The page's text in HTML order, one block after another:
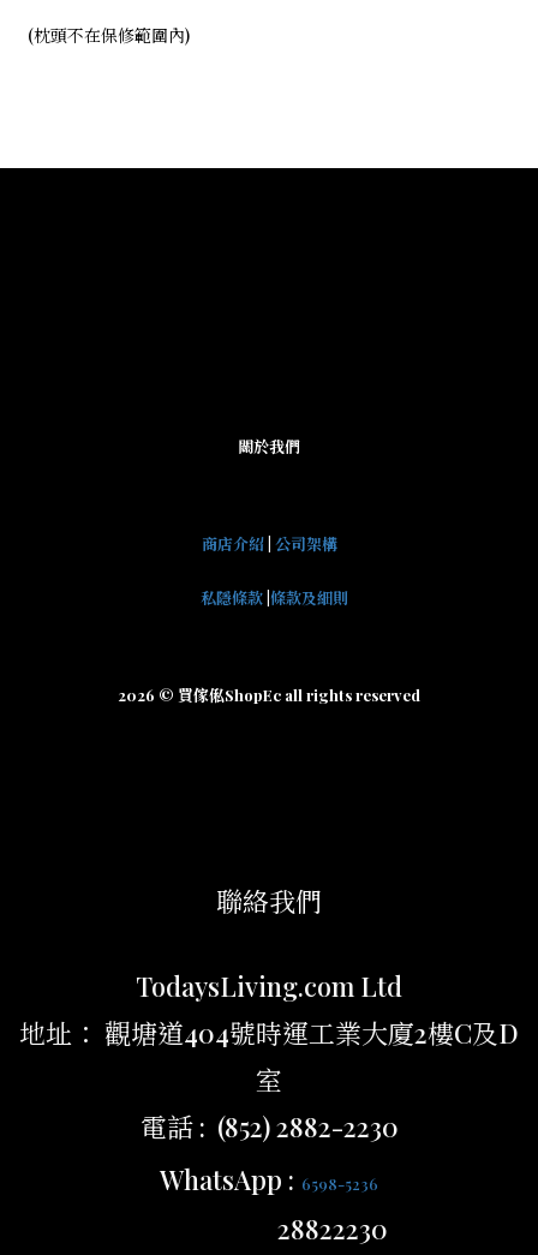
(枕頭不在保修範圍內)
關於我們
商店介紹| 公司架構
私隱條款 條款及細則
2026 © 買傢俬ShopEc all rights reserved
聯絡我們
TodaysLiving.com Ltd
地址： 觀塘道404號時運工業大廈2樓C及D
室
電話 : (852) 2882-2230
WhatsApp : 6598-5236
28822230